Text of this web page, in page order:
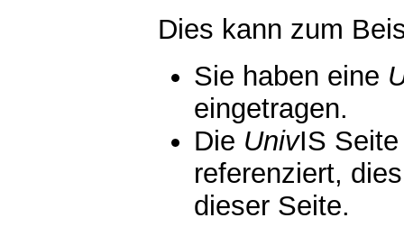
Dies kann zum
Sie haben eine
eingetragen.
Die UnivIS
referenziert,
dieser Seite.